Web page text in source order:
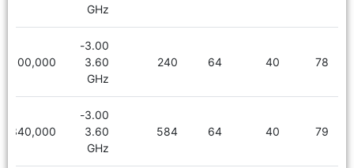
GHz
78
40
64
240
3.00-
3.60
GHz
5,100,000
79
40
64
584
3.00-
3.60
GHz
5,340,000